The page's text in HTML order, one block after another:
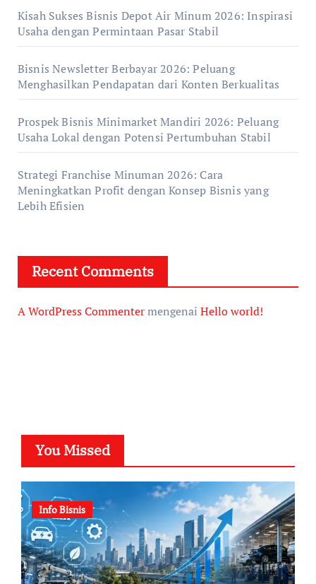
Kisah Sukses Bisnis Depot Air Minum 2026: Inspirasi
Usaha dengan Permintaan Pasar Stabil
Bisnis Newsletter Berbayar 2026: Peluang
Menghasilkan Pendapatan dari Konten Berkualitas
Prospek Bisnis Minimarket Mandiri 2026: Peluang
Usaha Lokal dengan Potensi Pertumbuhan Stabil
Strategi Franchise Minuman 2026: Cara
Meningkatkan Profit dengan Konsep Bisnis yang
Lebih Efisien
Recent Comments
A WordPress Commentermengenai Hello world!
You Missed
Info Bisnis